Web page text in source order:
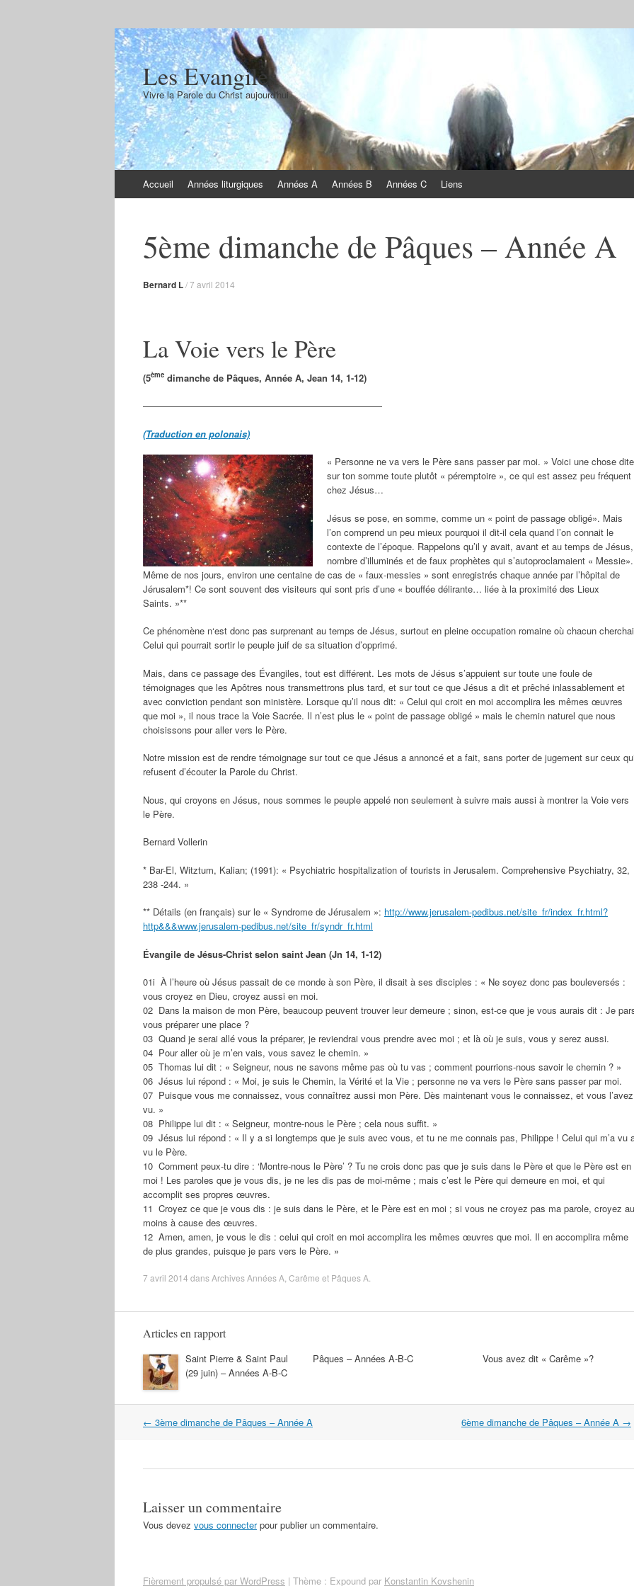
Les Evangiles
Vivre la Parole du Christ aujourd'hui
au
Accueil Années liturgiques Années A Années B Années C Liens
5ème dimanche de Pâques – Année A
Bernard L/7 avril 2014
La Voie vers le Père
(5ème dimanche de Pâques, Année A, Jean 14, 1-12)
——————————————————————————
(Traduction en polonais)
« Personne ne va vers le Père sans passer par moi. » Voici une chose dite
sur ton somme toute plutôt « péremptoire », ce qui est assez peu fréquent
chez Jésus…
Jésus se pose, en somme, comme un « point de passage obligé». Mais
l’on comprend un peu mieux pourquoi il dit-il cela quand l’on connait le
contexte de l’époque. Rappelons qu’il y avait, avant et au temps de Jésus,
nombre d’illuminés et de faux prophètes qui s’autoproclamaient « Messie».
Même de nos jours, environ une centaine de cas de « faux-messies » sont enregistrés chaque année par l’hôpital de
Jérusalem*! Ce sont souvent des visiteurs qui sont pris d’une « bouffée délirante… liée à la proximité des Lieux
Saints. »**
Ce phénomène n‘est donc pas surprenant au temps de Jésus, surtout en pleine occupation romaine où chacun
Celui qui pourrait sortir le peuple juif de sa situation d’opprimé.
Mais, dans ce passage des Évangiles, tout est différent. Les mots de Jésus s’appuient sur toute une foule de
témoignages que les Apôtres nous transmettrons plus tard, et sur tout ce que Jésus a dit et prêché inlassablement et
avec conviction pendant son ministère. Lorsque qu’il nous dit: « Celui qui croit en moi accomplira les mêmes œuvres
que moi », il nous trace la Voie Sacrée. Il n’est plus le « point de passage obligé » mais le chemin naturel que nous
choisissons pour aller vers le Père.
Notre mission est de rendre témoignage sur tout ce que Jésus a annoncé et a fait, sans porter de jugement sur ceux qui
refusent d’écouter la Parole du Christ.
Nous, qui croyons en Jésus, nous sommes le peuple appelé non seulement à suivre mais aussi à montrer la Voie vers
le Père.
Bernard Vollerin
* Bar-El, Witztum, Kalian; (1991): « Psychiatric hospitalization of tourists in Jerusalem. Comprehensive Psychiatry, 32,
238 -244. »
** Détails (en français) sur le « Syndrome de Jérusalem »: http://www.jerusalem-pedibus.net/site_fr/index_fr.html?
http&&&www.jerusalem-pedibus.net/site_fr/syndr_fr.html
Évangile de Jésus-Christ selon saint Jean (Jn 14, 1-12)
01i À l’heure où Jésus passait de ce monde à son Père, il disait à ses disciples : « Ne soyez donc pas bouleversés :
vous croyez en Dieu, croyez aussi en moi.
02 Dans la maison de mon Père, beaucoup peuvent trouver leur demeure ; sinon, est-ce que je vous aurais dit : Je
vous préparer une place ?
03 Quand je serai allé vous la préparer, je reviendrai vous prendre avec moi ; et là où je suis, vous y serez aussi.
04 Pour aller où je m’en vais, vous savez le chemin. »
05 Thomas lui dit : « Seigneur, nous ne savons même pas où tu vas ; comment pourrions-nous savoir le chemin ? »
06 Jésus lui répond : « Moi, je suis le Chemin, la Vérité et la Vie ; personne ne va vers le Père sans passer par moi.
07 Puisque vous me connaissez, vous connaîtrez aussi mon Père. Dès maintenant vous le connaissez, et vous l’avez
vu. »
08 Philippe lui dit : « Seigneur, montre-nous le Père ; cela nous suffit. »
09 Jésus lui répond : « Il y a si longtemps que je suis avec vous, et tu ne me connais pas, Philippe ! Celui qui m’a vu
vu le Père.
10 Comment peux-tu dire : ‘Montre-nous le Père’ ? Tu ne crois donc pas que je suis dans le Père et que le Père est en
moi ! Les paroles que je vous dis, je ne les dis pas de moi-même ; mais c’est le Père qui demeure en moi, et qui
accomplit ses propres œuvres.
11 Croyez ce que je vous dis : je suis dans le Père, et le Père est en moi ; si vous ne croyez pas ma parole, croyez au
moins à cause des œuvres.
12 Amen, amen, je vous le dis : celui qui croit en moi accomplira les mêmes œuvres que moi. Il en accomplira même
de plus grandes, puisque je pars vers le Père. »
7 avril 2014 dansArchives Années A Carême et Pâques A
Articles en rapport
Saint Pierre & Saint Paul
(29 juin) – Années A-B-C
Pâques – Années A-B-C Vous avez dit « Carême »?
Navigation
← 3ème dimanche de Pâques – Année A 6ème dimanche de Pâques – Année A →
Laisser un commentaire
Vous devez vous connecterpour publier un commentaire.
Fièrement propulsé par WordPress | Thème : Expound par Konstantin Kovshenin